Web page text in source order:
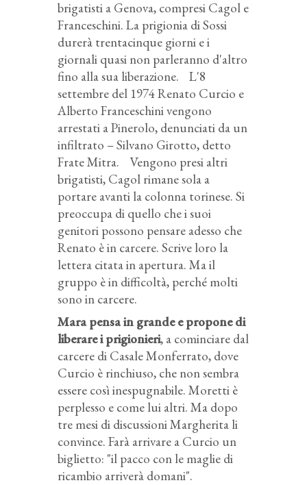
brigatisti a Genova, compresi Cagol e
Franceschini. La prigionia di Sossi
durerà trentacinque giorni e i
giornali quasi non parleranno d'altro
fino alla sua liberazione. L'8
settembre del 1974 Renato Curcio e
Alberto Franceschini vengono
arrestati a Pinerolo, denunciati da un
infiltrato – Silvano Girotto, detto
Frate Mitra. Vengono presi altri
brigatisti, Cagol rimane sola a
portare avanti la colonna torinese. Si
preoccupa di quello che i suoi
genitori possono pensare adesso che
Renato è in carcere. Scrive loro la
lettera citata in apertura. Ma il
gruppo è in difficoltà, perché molti
sono in carcere.
Mara pensa in grande e propone di
liberare i prigionieri, a cominciare dal
carcere di Casale Monferrato, dove
Curcio è rinchiuso, che non sembra
essere così inespugnabile. Moretti è
perplesso e come lui altri. Ma dopo
tre mesi di discussioni Margherita li
convince. Farà arrivare a Curcio un
biglietto: "il pacco con le maglie di
ricambio arriverà domani".